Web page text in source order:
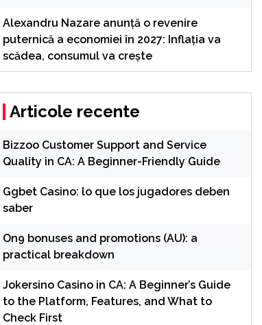
Alexandru Nazare anunță o revenire
puternică a economiei în 2027: Inflația va
scădea, consumul va crește
Articole recente
Bizzoo Customer Support and Service
Quality in CA: A Beginner-Friendly Guide
Ggbet Casino: lo que los jugadores deben
saber
On9 bonuses and promotions (AU): a
practical breakdown
Jokersino Casino in CA: A Beginner’s Guide
to the Platform, Features, and What to
Check First